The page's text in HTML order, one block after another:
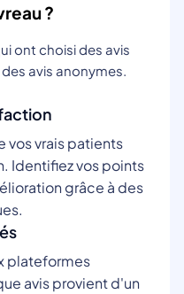
?
ont choisi des avis
avis anonymes.
vos vrais patients
Identifiez vos points
grâce à des
plateformes
avis provient d'un